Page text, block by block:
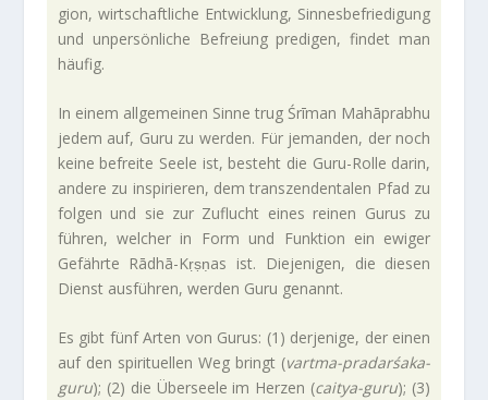
gion, wirt­schaft­liche Ent­wick­lung, Sin­nes­be­frie­di­gung
und unper­sön­liche Befreiung pre­digen, findet man
häufig.
In einem all­ge­meinen Sinne trug Śrīman Mahāprabhu
jedem auf, Guru zu werden. Für jemanden, der noch
keine befreite Seele ist, besteht die Guru-Rolle darin,
andere zu inspi­rieren, dem tran­szen­den­talen Pfad zu
folgen und sie zur Zuflucht eines reinen Gurus zu
führen, wel­cher in Form und Funk­tion ein ewiger
Gefährte Rādhā-Kṛṣṇas ist. Die­je­nigen, die diesen
Dienst aus­führen, werden Guru genannt.
Es gibt fünf Arten von Gurus: (1) der­je­nige, der einen
auf den spi­ri­tu­ellen Weg bringt (vartma-pradarśaka-
guru); (2) die Über­seele im Herzen (caitya-guru); (3)